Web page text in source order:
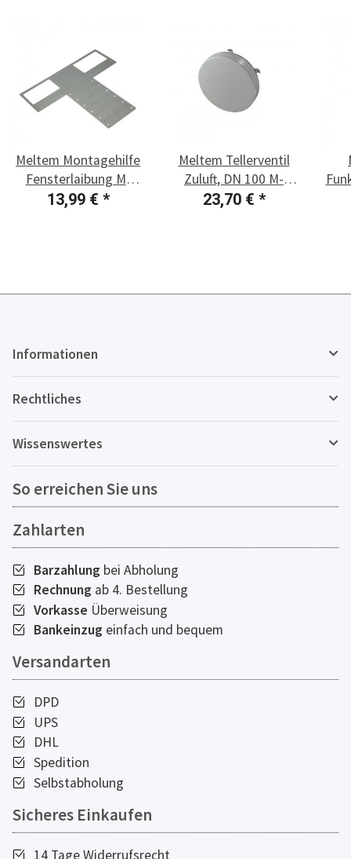
Meltem Montagehilfe
Fensterlaibung M-
WRG-EFL/MHL
13,99 € *
Meltem Tellerventil
Zuluft, DN 100 M-
WRG-FR-TVZ
23,70 € *
Informationen
Rechtliches
Wissenswertes
So erreichen Sie uns
Zahlarten
Barzahlung bei Abholung
Rechnung ab 4. Bestellung
Vorkasse Überweisung
Bankeinzug einfach und bequem
Versandarten
DPD
UPS
DHL
Spedition
Selbstabholung
Sicheres Einkaufen
14 Tage Widerrufsrecht